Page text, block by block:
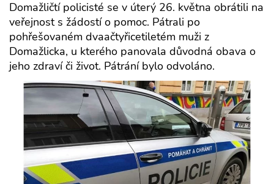
Domažličtí policisté se v úterý 26. května obrátili na
veřejnost s žádostí o pomoc. Pátrali po
pohřešovaném dvaačtyřicetiletém muži z
Domažlicka, u kterého panovala důvodná obava o
jeho zdraví či život. Pátrání bylo odvoláno.